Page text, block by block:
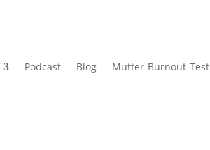
Podcast Blog Mutter-Burnout-Test